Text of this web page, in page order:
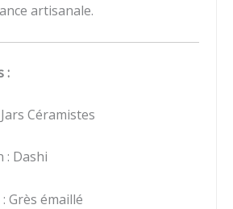
artisanale.
:
Céramistes
: Dashi
Grès émaillé